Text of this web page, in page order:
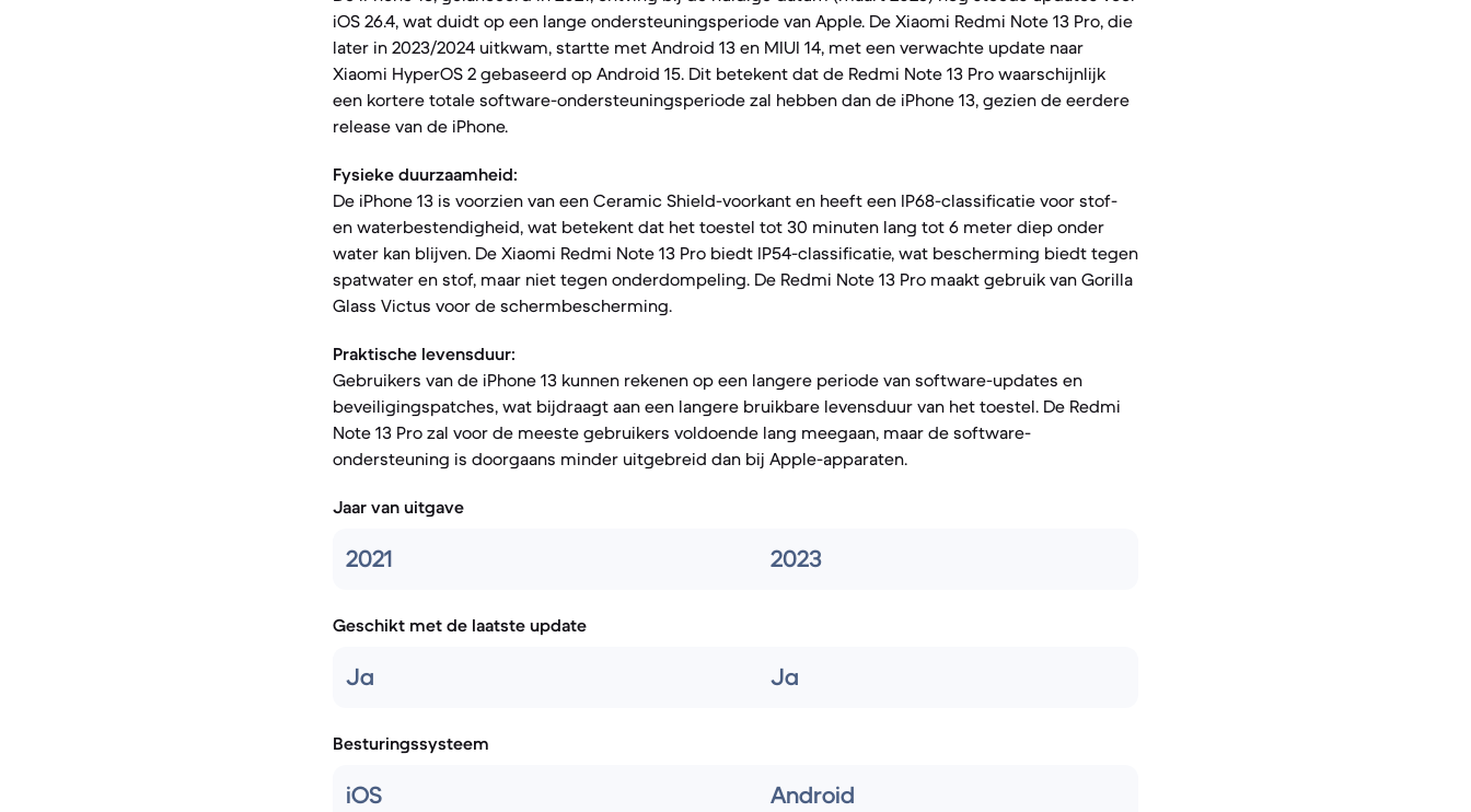
iOS 26.4, wat duidt op een lange ondersteuningsperiode van Apple. De Xiaomi Redmi Note 13 Pro, die
later in 2023/2024 uitkwam, startte met Android 13 en MIUI 14, met een verwachte update naar
Xiaomi HyperOS 2 gebaseerd op Android 15. Dit betekent dat de Redmi Note 13 Pro waarschijnlijk
een kortere totale software-ondersteuningsperiode zal hebben dan de iPhone 13, gezien de eerdere
release van de iPhone.
Fysieke duurzaamheid:
De iPhone 13 is voorzien van een Ceramic Shield-voorkant en heeft een IP68-classificatie voor stof-
en waterbestendigheid, wat betekent dat het toestel tot 30 minuten lang tot 6 meter diep onder
water kan blijven. De Xiaomi Redmi Note 13 Pro biedt IP54-classificatie, wat bescherming biedt tegen
spatwater en stof, maar niet tegen onderdompeling. De Redmi Note 13 Pro maakt gebruik van Gorilla
Glass Victus voor de schermbescherming.
Praktische levensduur:
Gebruikers van de iPhone 13 kunnen rekenen op een langere periode van software-updates en
beveiligingspatches, wat bijdraagt aan een langere bruikbare levensduur van het toestel. De Redmi
Note 13 Pro zal voor de meeste gebruikers voldoende lang meegaan, maar de software-
ondersteuning is doorgaans minder uitgebreid dan bij Apple-apparaten.
Jaar van uitgave
2021 2023
Geschikt met de laatste update
Ja Ja
Besturingssysteem
iOS Android